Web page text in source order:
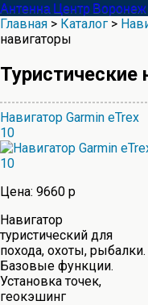
Антенна Центр Воронеж
Главная > Каталог >
навигаторы
Туристические
Навигатор Garmin eTrex
10
Цена: 9660 р
Навигатор
туристический для
похода, охоты, рыбалки.
Базовые функции.
Установка точек,
геокэшинг